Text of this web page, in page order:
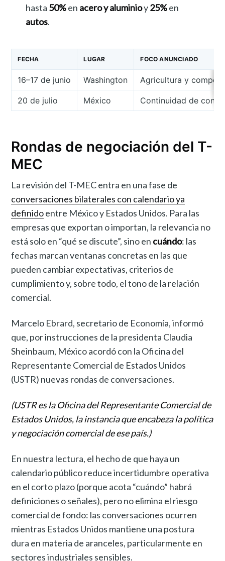
hasta 50%en acero y aluminioy25%en
autos.
FECHA LUGAR FOCO ANUNCIADO
16–17 de junio Washington Agricultura y
20 de julio México Continuidad de
Rondas de negociación del T-
MEC
La revisión del T-MEC entra en una fase de
conversaciones bilaterales con calendario ya
definidoentre México y Estados Unidos. Para las
empresas que exportan o importan, la relevancia no
está solo en “qué se discute”, sino en cuándo: las
fechas marcan ventanas concretas en las que
pueden cambiar expectativas, criterios de
cumplimiento y, sobre todo, el tono de la relación
comercial.
Marcelo Ebrard, secretario de Economía, informó
que, por instrucciones de la presidenta Claudia
Sheinbaum, México acordó con la Oficina del
Representante Comercial de Estados Unidos
(USTR) nuevas rondas de conversaciones.
(USTR es la Oficina del Representante Comercial de
Estados Unidos, la instancia que encabeza la política
y negociación comercial de ese país.)
En nuestra lectura, el hecho de que haya un
calendario público reduce incertidumbre operativa
en el corto plazo (porque acota “cuándo” habrá
definiciones o señales), pero no elimina el riesgo
comercial de fondo: las conversaciones ocurren
mientras Estados Unidos mantiene una postura
dura en materia de aranceles, particularmente en
sectores industriales sensibles.